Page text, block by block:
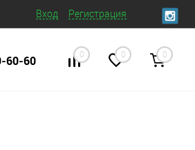
Вход Регистрация
0 0 0